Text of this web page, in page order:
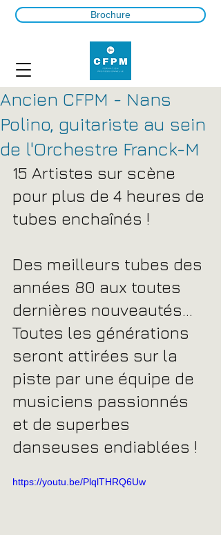
Brochure
Ancien CFPM - Nans
Polino, guitariste au sein
de l'Orchestre Franck-M
15 Artistes sur scène
pour plus de 4 heures de
tubes enchaînés !
Des meilleurs tubes des
années 80 aux toutes
dernières nouveautés...
Toutes les générations
seront attirées sur la
piste par une équipe de
musiciens passionnés
et de superbes
danseuses endiablées !
https://youtu.be/PlqlTHRQ6Uw